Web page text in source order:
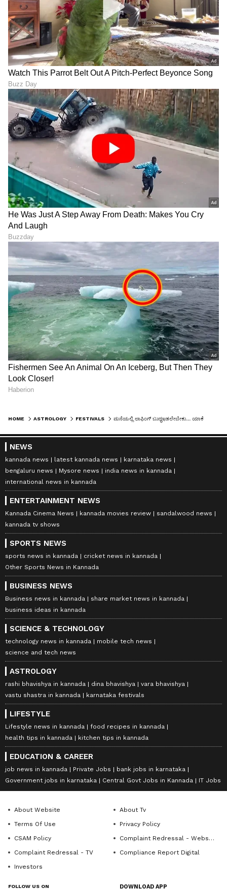
HOME ASTROLOGY FESTIVALS
NEWS
kannada news latest kannada news
karnataka news
bengaluru news
Mysore news
india news in kannada
international news in kannada
ENTERTAINMENT NEWS
Kannada Cinema News kannada movies review
sandalwood news
kannada tv shows
SPORTS NEWS
sports news in kannada
cricket news in kannada
Other Sports News in Kannada
BUSINESS NEWS
Business news in kannada
share market news in kannada
business ideas in kannada
SCIENCE & TECHNOLOGY
technology news in kannada
mobile tech news
science and tech news
ASTROLOGY
rashi bhavishya in kannada dina bhavishya
vara bhavishya
vastu shastra in kannada
karnataka festivals
LIFESTYLE
Lifestyle news in kannada
food recipes in kannada
health tips in kannada
kitchen tips in kannada
EDUCATION & CAREER
job news in kannada Private Jobs
bank jobs in karnataka
Government jobs in karnataka
Central Govt Jobs in Kannada IT Jobs
About Website
About Tv
Terms Of Use
Privacy Policy
CSAM Policy
Complaint Redressal - Website
Complaint Redressal - TV
Compliance Report Digital
Investors
FOLLOW US ON DOWNLOAD APP